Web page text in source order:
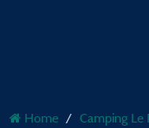
Home
Camping Le